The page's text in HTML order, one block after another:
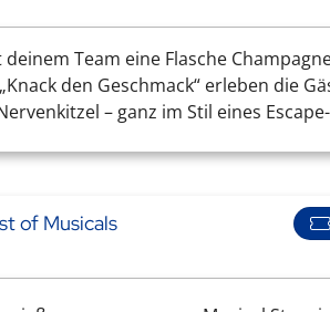
Team eine Flasche
den Geschmack“ erleben die
– ganz im Stil eines
of Musicals